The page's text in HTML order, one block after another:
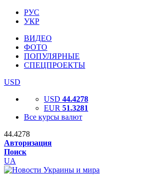
РУС
УКР
ВИДЕО
ФОТО
ПОПУЛЯРНЫЕ
СПЕЦПРОЕКТЫ
USD
USD 44.4278
EUR 51.3281
Все курсы валют
44.4278
Авторизация
Поиск
UA